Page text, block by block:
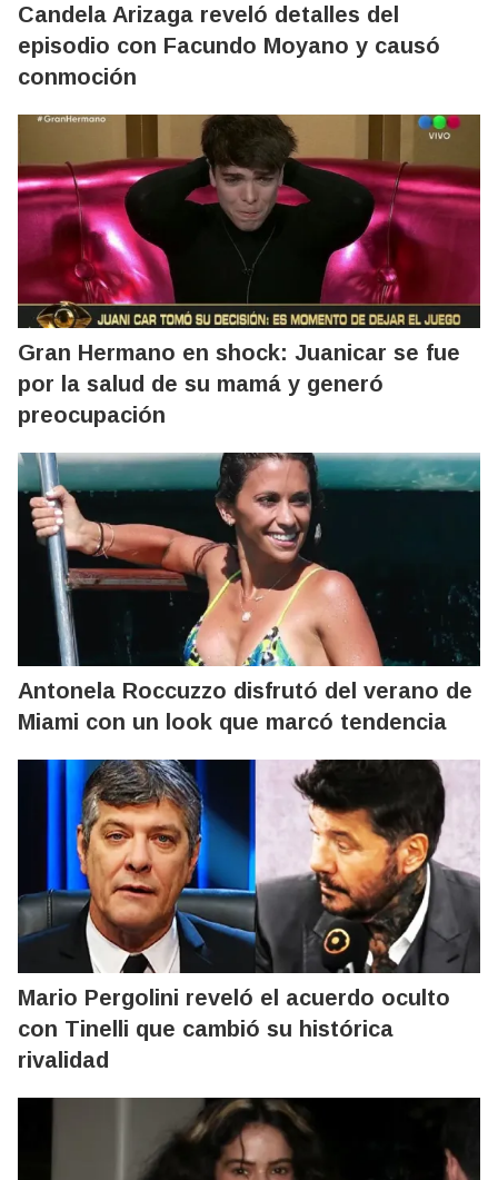
Candela Arizaga reveló detalles del
episodio con Facundo Moyano y causó
conmoción
Gran Hermano en shock: Juanicar se fue
por la salud de su mamá y generó
preocupación
Antonela Roccuzzo disfrutó del verano de
Miami con un look que marcó tendencia
Mario Pergolini reveló el acuerdo oculto
con Tinelli que cambió su histórica
rivalidad